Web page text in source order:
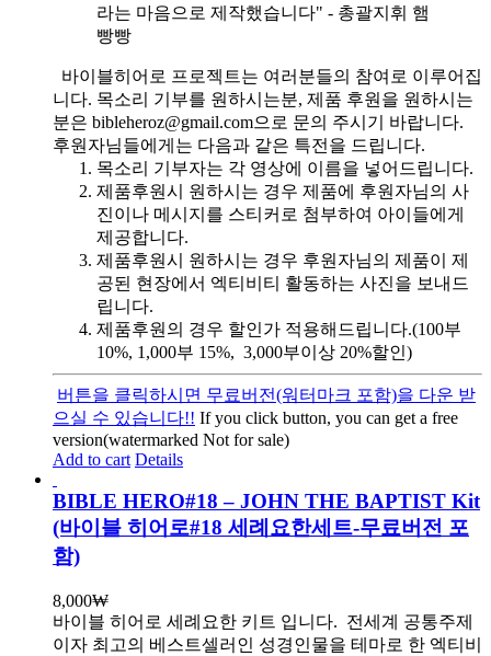
라는 마음으로 제작했습니다" - 총괄지휘 햄
빵빵
바이블히어로 프로젝트는 여러분들의 참여로 이루어집
니다. 목소리 기부를 원하시는분, 제품 후원을 원하시는
분은 bibleheroz@gmail.com으로 문의 주시기 바랍니다.
후원자님들에게는 다음과 같은 특전을 드립니다.
목소리 기부자는 각 영상에 이름을 넣어드립니다.
제품후원시 원하시는 경우 제품에 후원자님의 사
진이나 메시지를 스티커로 첨부하여 아이들에게
제공합니다.
제품후원시 원하시는 경우 후원자님의 제품이 제
공된 현장에서 엑티비티 활동하는 사진을 보내드
립니다.
제품후원의 경우 할인가 적용해드립니다.(100부
10%, 1,000부 15%, 3,000부이상 20%할인)
버튼을 클릭하시면 무료버전(워터마크 포함)을 다운 받
으실 수 있습니다!! If you click button, you can get a free
version(watermarked Not for sale)
Add to cart Details
BIBLE HERO#18 – JOHN THE BAPTIST Kit
(바이블 히어로#18 세례요한세트-무료버전 포
함)
8,000₩
바이블 히어로 세례요한 키트 입니다. 전세계 공통주제
이자 최고의 베스트셀러인 성경인물을 테마로 한 엑티비